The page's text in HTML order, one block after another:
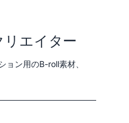
リエイター
ョン用のB-roll素材、